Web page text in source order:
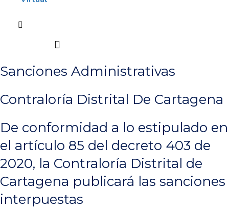
Sanciones Administrativas
Contraloría Distrital De Cartagena
De conformidad a lo estipulado en
el artículo 85 del decreto 403 de
2020, la Contraloría Distrital de
Cartagena publicará las sanciones
interpuestas